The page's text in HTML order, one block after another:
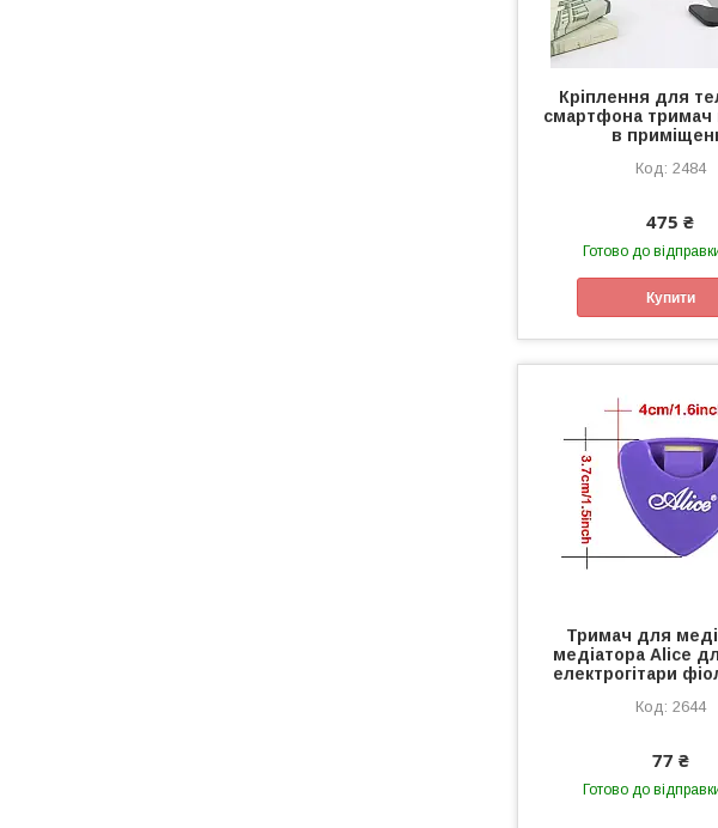
Кріплення для
смартфона тримач
в
2484
475 ₴
Готово до
Купити
Тримач для
медіатора Alice
електрогітари
2644
77 ₴
Готово до